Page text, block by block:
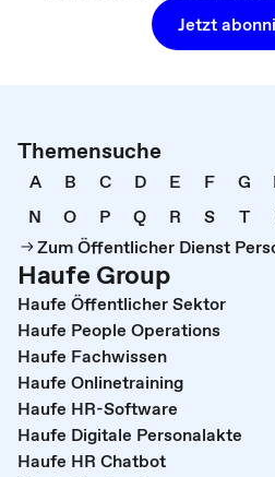
Jetzt
Themensuche
A B C D E F G
N
O P Q R S T
Zum Öffentlicher Dienst
Haufe Group
Haufe Öffentlicher Sektor
Haufe People Operations
Haufe Fachwissen
Haufe Onlinetraining
Haufe HR-Software
Haufe Digitale Personalakte
Haufe HR Chatbot